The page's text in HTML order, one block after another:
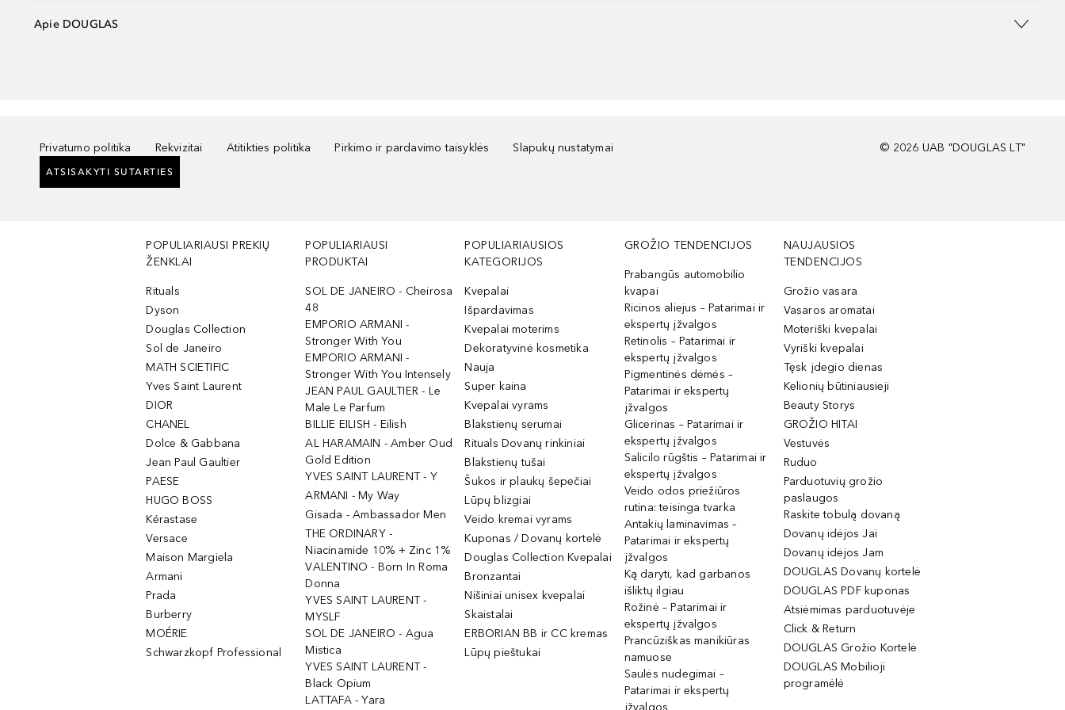
Apie DOUGLAS
Privatumo politika Rekvizitai Atitikties politika Pirkimo ir pardavimo taisyklės Slapukų nustatymai
ATSISAKYTI SUTARTIES
© 2026 UAB "DOUGLAS LT"
POPULIARIAUSI PREKIŲ
ŽENKLAI
Rituals
Dyson
Douglas Collection
Sol de Janeiro
MATH SCIETIFIC
Yves Saint Laurent
DIOR
CHANEL
Dolce & Gabbana
Jean Paul Gaultier
PAESE
HUGO BOSS
Kérastase
Versace
Maison Margiela
Armani
Prada
Burberry
MOÉRIE
Schwarzkopf Professional
POPULIARIAUSI
PRODUKTAI
SOL DE JANEIRO - Cheirosa
48
EMPORIO ARMANI -
Stronger With You
EMPORIO ARMANI -
Stronger With You Intensely
JEAN PAUL GAULTIER - Le
Male Le Parfum
BILLIE EILISH - Eilish
AL HARAMAIN - Amber Oud
Gold Edition
YVES SAINT LAURENT - Y
ARMANI - My Way
Gisada - Ambassador Men
THE ORDINARY -
Niacinamide 10% + Zinc 1%
VALENTINO - Born In Roma
Donna
YVES SAINT LAURENT -
MYSLF
SOL DE JANEIRO - Agua
Mistica
YVES SAINT LAURENT -
Black Opium
LATTAFA - Yara
POPULIARIAUSIOS
KATEGORIJOS
Kvepalai
Išpardavimas
Kvepalai moterims
Dekoratyvinė kosmetika
Nauja
Super kaina
Kvepalai vyrams
Blakstienų serumai
Rituals Dovanų rinkiniai
Blakstienų tušai
Šukos ir plaukų šepečiai
Lūpų blizgiai
Veido kremai vyrams
Kuponas / Dovanų kortelė
Douglas Collection Kvepalai
Bronzantai
Nišiniai unisex kvepalai
Skaistalai
ERBORIAN BB ir CC kremas
Lūpų pieštukai
GROŽIO TENDENCIJOS
Prabangūs automobilio
kvapai
Ricinos aliejus – Patarimai ir
ekspertų įžvalgos
Retinolis – Patarimai ir
ekspertų įžvalgos
Pigmentinės dėmės –
Patarimai ir ekspertų
įžvalgos
Glicerinas – Patarimai ir
ekspertų įžvalgos
Salicilo rūgštis – Patarimai ir
ekspertų įžvalgos
Veido odos priežiūros
rutina: teisinga tvarka
Antakių laminavimas –
Patarimai ir ekspertų
įžvalgos
Ką daryti, kad garbanos
išliktų ilgiau
Rožinė – Patarimai ir
ekspertų įžvalgos
Prancūziškas manikiūras
namuose
Saulės nudegimai –
Patarimai ir ekspertų
įžvalgos
NAUJAUSIOS
TENDENCIJOS
Grožio vasara
Vasaros aromatai
Moteriški kvepalai
Vyriški kvepalai
Tęsk įdegio dienas
Kelionių būtiniausieji
Beauty Storys
GROŽIO HITAI
Vestuvės
Ruduo
Parduotuvių grožio
paslaugos
Raskite tobulą dovaną
Dovanų idėjos Jai
Dovanų idėjos Jam
DOUGLAS Dovanų kortelė
DOUGLAS PDF kuponas
Atsiėmimas parduotuvėje
Click & Return
DOUGLAS Grožio Kortelė
DOUGLAS Mobilioji
programėlė